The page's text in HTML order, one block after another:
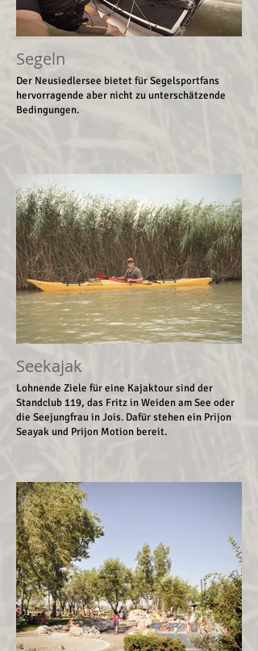
Segeln
Der Neusiedlersee bietet für Segelsportfans
hervorragende aber nicht zu unterschätzende
Bedingungen.
Seekajak
Lohnende Ziele für eine Kajaktour sind der
Standclub 119, das Fritz in Weiden am See oder
die Seejungfrau in Jois. Dafür stehen ein Prijon
Seayak und Prijon Motion bereit.